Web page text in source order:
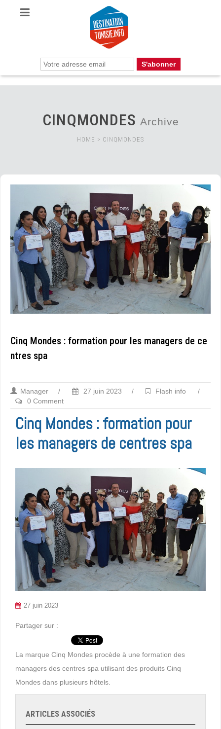
CINQMONDES Archive
HOME > CINQMONDES
Cinq Mondes : formation pour les managers de ce
ntres spa
Manager / 27 juin 2023 / Flash info
/
0 Comment
Cinq Mondes : formation pour
les managers de centres spa
27 juin 2023
Partager sur :
La marque Cinq Mondes procède à une formation des
managers des centres spa utilisant des produits Cinq
Mondes dans plusieurs hôtels.
ARTICLES ASSOCIÉS